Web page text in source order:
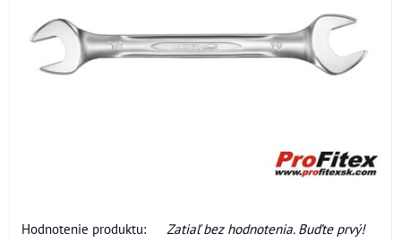
Hodnotenie produktu:
Zatiaľ bez hodnotenia. Buďte prvý!